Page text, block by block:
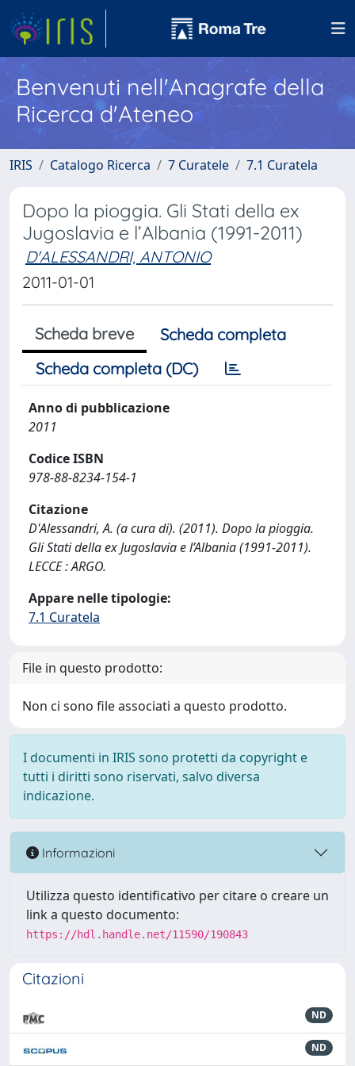
Benvenuti nell'Anagrafe della
Ricerca d'Ateneo
IRIS Catalogo Ricerca 7 Curatele 7.1 Curatela
Dopo la pioggia. Gli Stati della ex
Jugoslavia e l’Albania (1991-2011)
D'ALESSANDRI, ANTONIO
2011-01-01
Scheda breve
Scheda completa
Scheda completa (DC)
Anno di pubblicazione
2011
Codice ISBN
978-88-8234-154-1
Citazione
D'Alessandri, A. (a cura di). (2011). Dopo la pioggia.
Gli Stati della ex Jugoslavia e l’Albania (1991-2011).
LECCE : ARGO.
Appare nelle tipologie:
7.1 Curatela
File in questo prodotto:
Non ci sono file associati a questo prodotto.
I documenti in IRIS sono protetti da copyright e
tutti i diritti sono riservati, salvo diversa
indicazione.
Informazioni
Utilizza questo identificativo per citare o creare un
link a questo documento:
https://hdl.handle.net/11590/190843
Citazioni
ND
ND